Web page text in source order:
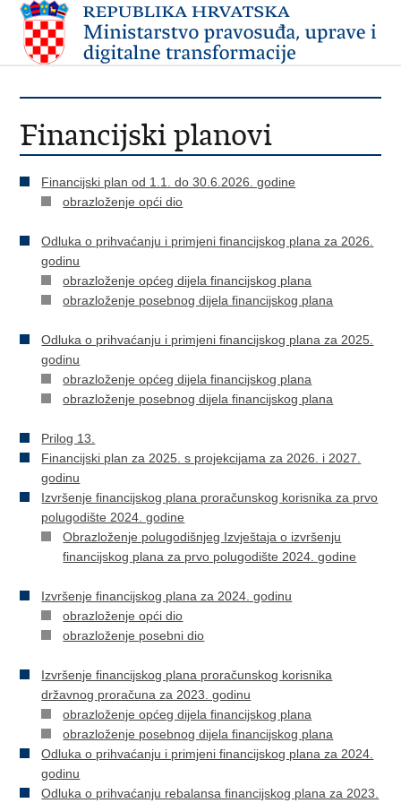
Financijski planovi
Financijski plan od 1.1. do 30.6.2026. godine
obrazloženje opći dio
Odluka o prihvaćanju i primjeni financijskog plana za 2026.
godinu
obrazloženje općeg dijela financijskog plana
obrazloženje posebnog dijela financijskog plana
Odluka o prihvaćanju i primjeni financijskog plana za 2025.
godinu
obrazloženje općeg dijela financijskog plana
obrazloženje posebnog dijela financijskog plana
Prilog 13.
Financijski plan za 2025. s projekcijama za 2026. i 2027.
godinu
Izvršenje financijskog plana proračunskog korisnika za prvo
polugodište 2024. godine
Obrazloženje polugodišnjeg Izvještaja o izvršenju
financijskog plana za prvo polugodište 2024. godine
Izvršenje financijskog plana za 2024. godinu
obrazloženje opći dio
obrazloženje posebni dio
Izvršenje financijskog plana proračunskog korisnika
državnog proračuna za 2023. godinu
obrazloženje općeg dijela financijskog plana
obrazloženje posebnog dijela financijskog plana
Odluka o prihvaćanju i primjeni financijskog plana za 2024.
godinu
Odluka o prihvaćanju rebalansa financijskog plana za 2023.